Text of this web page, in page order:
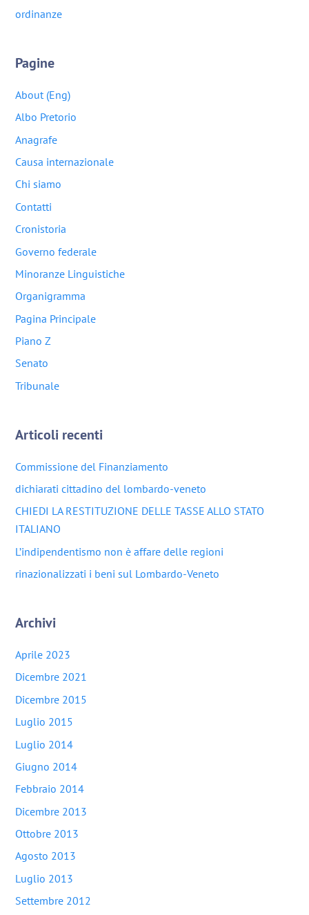
ordinanze
Pagine
About (Eng)
Albo Pretorio
Anagrafe
Causa internazionale
Chi siamo
Contatti
Cronistoria
Governo federale
Minoranze Linguistiche
Organigramma
Pagina Principale
Piano Z
Senato
Tribunale
Articoli recenti
Commissione del Finanziamento
dichiarati cittadino del lombardo-veneto
CHIEDI LA RESTITUZIONE DELLE TASSE ALLO STATO
ITALIANO
L’indipendentismo non è affare delle regioni
rinazionalizzati i beni sul Lombardo-Veneto
Archivi
Aprile 2023
Dicembre 2021
Dicembre 2015
Luglio 2015
Luglio 2014
Giugno 2014
Febbraio 2014
Dicembre 2013
Ottobre 2013
Agosto 2013
Luglio 2013
Settembre 2012